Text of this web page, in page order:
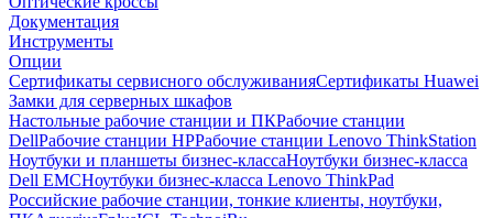
Документация
Инструменты
Опции
Сертификаты сервисного обслуживанияСертификаты Huawei
Замки для серверных шкафов
Настольные рабочие станции и ПКРабочие станции
DellРабочие станции HPРабочие станции Lenovo ThinkStation
Ноутбуки и планшеты бизнес-классаНоутбуки бизнес-класса
Dell EMCНоутбуки бизнес-класса Lenovo ThinkPad
Российские рабочие станции, тонкие клиенты, ноутбуки,